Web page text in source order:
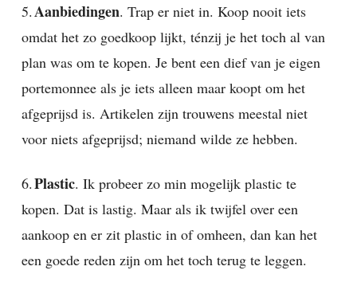
5.Aanbiedingen. Trap er niet in. Koop nooit iets
omdat het zo goedkoop lijkt, ténzij je het toch al van
plan was om te kopen. Je bent een dief van je eigen
portemonnee als je iets alleen maar koopt om het
afgeprijsd is. Artikelen zijn trouwens meestal niet
voor niets afgeprijsd; niemand wilde ze hebben.
6.Plastic. Ik probeer zo min mogelijk plastic te
kopen. Dat is lastig. Maar als ik twijfel over een
aankoop en er zit plastic in of omheen, dan kan het
een goede reden zijn om het toch terug te leggen.